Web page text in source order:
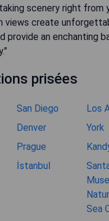
scenery right from
views create
provide an enchanting
prisées
San Diego
Los
Denver
York
Prague
İstanbul
Sea